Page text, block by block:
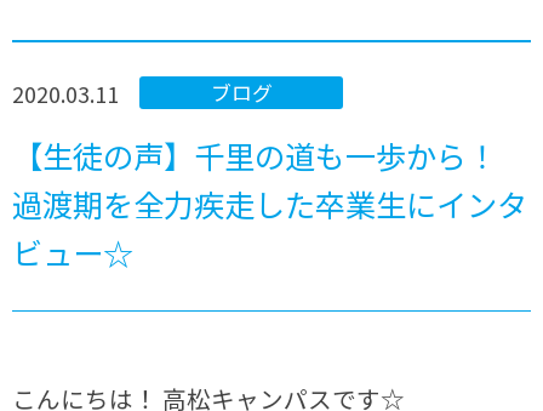
ブログ
2020.03.11
【生徒の声】千里の道も一歩から！
過渡期を全力疾走した卒業生にインタ
ビュー☆
こんにちは！ 高松キャンパスです☆